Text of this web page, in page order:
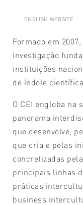
ENGLISH WEBSITE
Formado em
investigação
instituições
de índole
O CEI engloba na
panorama
que desenvolve,
que cria e pelas
concretizadas
principais linhas
práticas
business